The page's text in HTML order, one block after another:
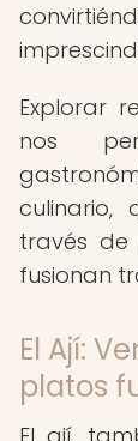
Explorar
nos
través de
fusionan
El Ají:
platos